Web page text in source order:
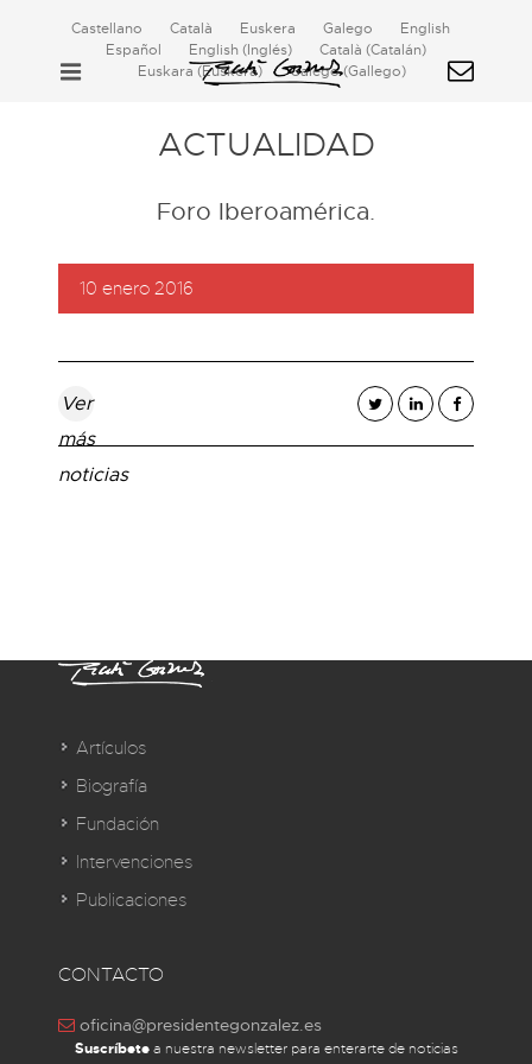
Castellano Català Euskera Galego
English
Español
English(Inglés) Català (Catalán)
Euskara (Euskera) Galego(Gallego)
ACTUALIDAD
Foro Iberoamérica.
10 enero 2016
Ver
más
noticias
Artículos
Biografía
Fundación
Intervenciones
Publicaciones
CONTACTO
oficina@presidentegonzalez.es
Suscríbetea nuestra newsletter para enterarte de noticias